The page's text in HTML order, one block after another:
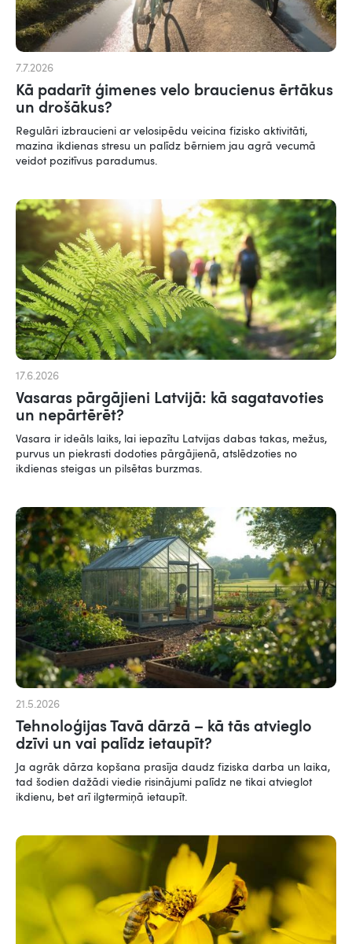
7.7.2026
Kā padarīt ģimenes velo braucienus ērtākus
un drošākus?
Regulāri izbraucieni ar velosipēdu veicina fizisko aktivitāti,
mazina ikdienas stresu un palīdz bērniem jau agrā vecumā
veidot pozitīvus paradumus.
17.6.2026
Vasaras pārgājieni Latvijā: kā sagatavoties
un nepārtērēt?
Vasara ir ideāls laiks, lai iepazītu Latvijas dabas takas, mežus,
purvus un piekrasti dodoties pārgājienā, atslēdzoties no
ikdienas steigas un pilsētas burzmas.
21.5.2026
Tehnoloģijas Tavā dārzā – kā tās atvieglo
dzīvi un vai palīdz ietaupīt?
Ja agrāk dārza kopšana prasīja daudz fiziska darba un laika,
tad šodien dažādi viedie risinājumi palīdz ne tikai atvieglot
ikdienu, bet arī ilgtermiņā ietaupīt.